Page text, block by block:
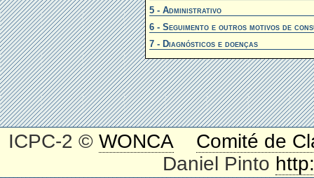
5 - Administrativo
6 - Seguimento e outros motivos de
7 - Diagnósticos e doenças
ICPC-2 ©WONCA
Comité de
Daniel Pinto